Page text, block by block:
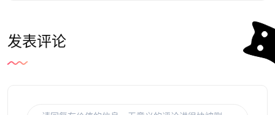
发表评论